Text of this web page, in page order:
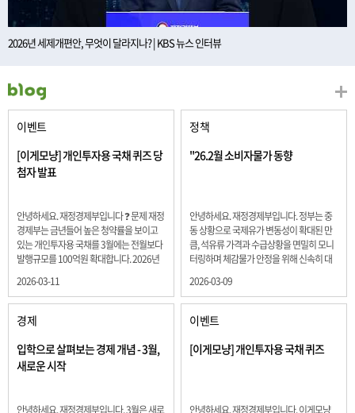
2026년 세제개편안, 무엇이 달라지나? | KBS 뉴스 인터뷰
이벤트
[이게모냥] 개인투자용 국채 퀴즈 당
첨자 발표
안녕하세요. 재정경제부입니다 ❓ 문제 재정
경제부는 금년들어 높은 청약률을 보이고
있는 개인투자용 국채를 3월에는 전월보다
발행규모를 100억원 확대합니다. 2026년
5년물 600억원, 10년물 900억원, 20년물
300억원입니다. 그렇다면 3월 개인투자용
국채의 총 발행 예정 금액은 얼마일까요??
보기 ① 1,600억원 ② 1,700억원 ③ 1,800
억원 ④ 2,000억원 정답 : 1,800억원 참여해
주신 모든 분들 감사합니다! 당첨자분들에
게는 지난 이벤트 블로그 게시글에 비밀댓
전달드립니다.
2026-03-11
정책
"26.2월 소비자물가 동향
안녕하세요. 재정경제부입니다. 정부는 중
동 상황으로 국제유가 변동성이 확대된 만
큼, 석유류 가격과 수급상황을 면밀히 모니
터링하며 체감물가 안정을 위해 신속히 대
료품과 에너지를 제외하고 추세적 흐름을
보여주는 근원물가는 2.3% 상승 향후 지정
학적 요인, 기상여건 등 불확실성이 있는 만
큼, 정부는 체감물가 안정을 위해 총력을 다
할 계획입니다. 특히, 최근 중동 상황으로 국
제유가 변동성이 확대된 만큼, 석유류 가격･
다.
2026-03-09
경제
입학으로 살펴보는 경제 개념 - 3월,
새로운 시작
이벤트
[이게모냥] 개인투자용 국채 퀴즈